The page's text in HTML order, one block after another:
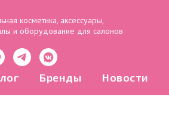
косметика, аксессуары,
и оборудование для салонов
Бренды Новости